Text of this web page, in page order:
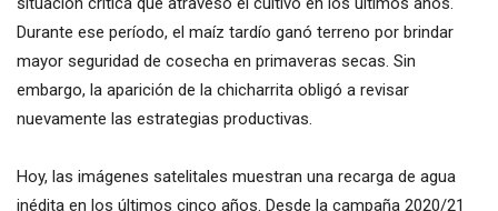
Durante ese período, el maíz tardío ganó terreno por brindar
mayor seguridad de cosecha en primaveras secas. Sin
embargo, la aparición de la chicharrita obligó a revisar
nuevamente las estrategias productivas.
Hoy, las imágenes satelitales muestran una recarga de agua
inédita en los últimos cinco años. Desde la campaña 2020/21